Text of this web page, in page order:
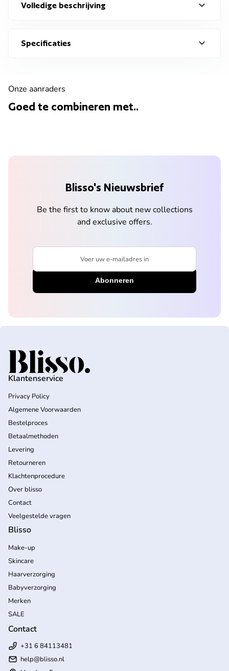
Volledige beschrijving expand_more
Specificaties expand_more
Onze aanraders
Goed te combineren met..
Blisso's Nieuwsbrief
Be the first to know about new collections
and exclusive offers.
Voer uw e-mailadres in
Home
Klantenservice
Privacy Policy
Algemene Voorwaarden
Bestelproces
Betaalmethoden
Levering
Retourneren
Klachtenprocedure
Over blisso
Contact
Veelgestelde vragen
Blisso
Make-up
Skincare
Haarverzorging
Babyverzorging
Merken
SALE
Contact
+31 6 84113481
help@blisso.nl